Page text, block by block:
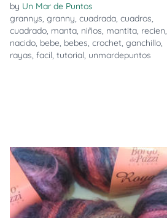
by Un Mar de Puntos
grannys, granny, cuadrada, cuadros,
cuadrado, manta, niños, mantita, recien,
nacido, bebe, bebes, crochet, ganchillo,
rayas, facil, tutorial, unmardepuntos